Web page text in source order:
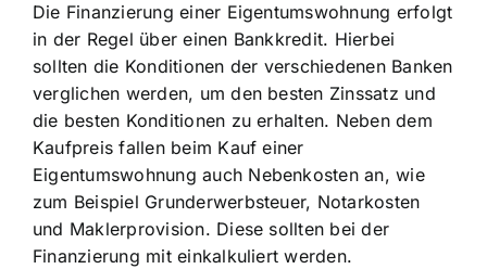
Die Finanzierung einer Eigentumswohnung erfolgt
in der Regel über einen Bankkredit. Hierbei
sollten die Konditionen der verschiedenen Banken
verglichen werden, um den besten Zinssatz und
die besten Konditionen zu erhalten. Neben dem
Kaufpreis fallen beim Kauf einer
Eigentumswohnung auch Nebenkosten an, wie
zum Beispiel Grunderwerbsteuer, Notarkosten
und Maklerprovision. Diese sollten bei der
Finanzierung mit einkalkuliert werden.